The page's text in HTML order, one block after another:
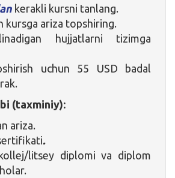
kerakli kursni tanlang.
kursga ariza topshiring.
hujjatlarni tizimga
uchun 55 USD badal
(taxminiy):
ariza.
.
litsey diplomi va diplom